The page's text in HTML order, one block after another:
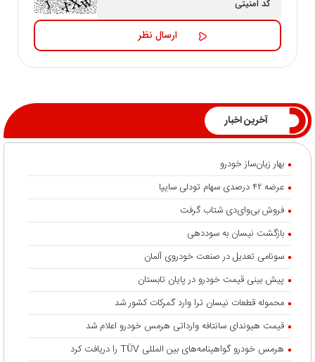
آخرین اخبار
بهار زیان‌ساز خودرو
عرضه ۴۲ درصدی سهام تودلی سایپا
فروش بی‌وای‌دی شتاب گرفت
بازگشت نیسان به سوددهی
سونامی تعدیل در صنعت خودروی آلمان
پیش بینی قیمت خودرو در پایان تابستان
محموله قطعات نیسان ترا وارد گمرکات کشور شد
قیمت هیوندای سانتافه وارداتی هرمس خودرو اعلام شد
هرمس خودرو گواهینامه‌های بین المللی TÜV را دریافت کرد